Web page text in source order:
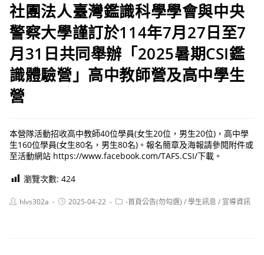
社團法人臺灣鑑識科學學會與中央
警察大學謹訂於114年7月27日至7
月31日共同舉辦「2025暑期CSI鑑
識體驗營」高中教師營及高中學生
營
本營隊活動招收高中教師40位學員(女生20位，男生20位)，高中學
生160位學員(女生80名，男生80名)。報名簡章及海報請參閱附件或
至活動網站 https://www.facebook.com/TAFS.CSI/下載。
瀏覽次數: 424
Posthlvs302a
Post2025-04-22
Post-首頁公告(勿勾選) /學生訊息 / 宣導資訊